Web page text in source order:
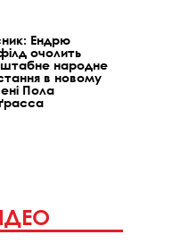
Ендрю
очолить
народне
в новому
Пола